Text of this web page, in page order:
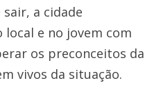
a cidade
local e no jovem com
os preconceitos da
vivos da situação.